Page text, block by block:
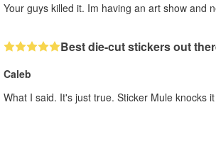
Your guys killed it. Im having an art show and
Best die-cut stickers out
Caleb
What I said. It's just true. Sticker Mule knocks